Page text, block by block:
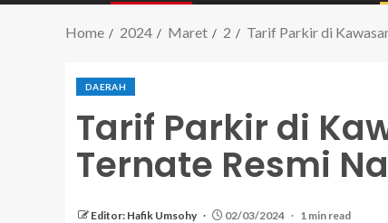
Home 2024 Maret 2 Tarif Parkir di
DAERAH
Tarif Parkir di
Ternate Resmi
Editor: Hafik Umsohy 02/03/2024 1 min read